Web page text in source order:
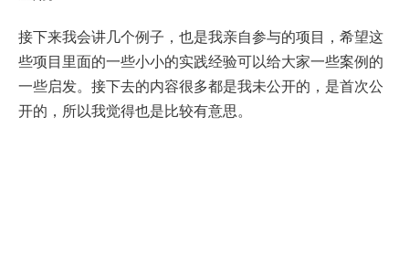
接下来我会讲几个例子，也是我亲自参与的项目，希望这
些项目里面的一些小小的实践经验可以给大家一些案例的
一些启发。接下去的内容很多都是我未公开的，是首次公
开的，所以我觉得也是比较有意思。